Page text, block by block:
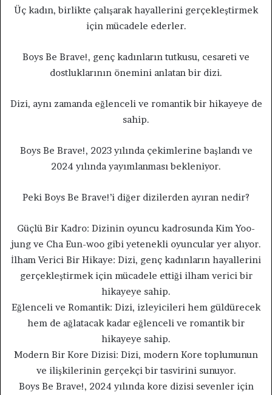
Üç kadın, birlikte çalışarak hayallerini gerçekleştirmek
için mücadele ederler.
Boys Be Brave!, genç kadınların tutkusu, cesareti ve
dostluklarının önemini anlatan bir dizi.
Dizi, aynı zamanda eğlenceli ve romantik bir hikayeye de
sahip.
Boys Be Brave!, 2023 yılında çekimlerine başlandı ve
2024 yılında yayımlanması bekleniyor.
Peki Boys Be Brave!’i diğer dizilerden ayıran nedir?
Güçlü Bir Kadro: Dizinin oyuncu kadrosunda Kim Yoo-
jung ve Cha Eun-woo gibi yetenekli oyuncular yer alıyor.
İlham Verici Bir Hikaye: Dizi, genç kadınların hayallerini
gerçekleştirmek için mücadele ettiği ilham verici bir
hikayeye sahip.
Eğlenceli ve Romantik: Dizi, izleyicileri hem güldürecek
hem de ağlatacak kadar eğlenceli ve romantik bir
hikayeye sahip.
Modern Bir Kore Dizisi: Dizi, modern Kore toplumunun
ve ilişkilerinin gerçekçi bir tasvirini sunuyor.
Boys Be Brave!, 2024 yılında kore dizisi sevenler için